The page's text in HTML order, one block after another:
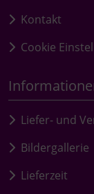
Kontakt
Cookie
Liefer- und
Bildergallerie
Lieferzeit